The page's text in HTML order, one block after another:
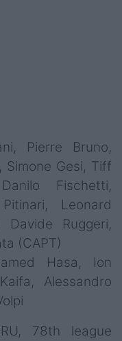
Pierre Bruno,
Simone Gesi, Tiff
Fischetti,
Leonard
Davide Ruggeri,
(CAPT)
Hasa, Ion
Alessandro
78th league